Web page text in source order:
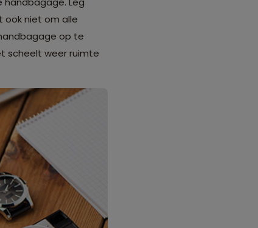
ook niet om alle
op te
scheelt weer ruimte